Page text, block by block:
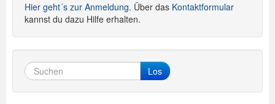
Hier geht´s zur Anmeldung. Über das Kontaktformular
kannst du dazu Hilfe erhalten.
Los